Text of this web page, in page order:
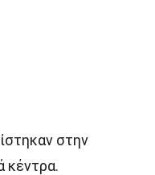
στην
κέντρα.